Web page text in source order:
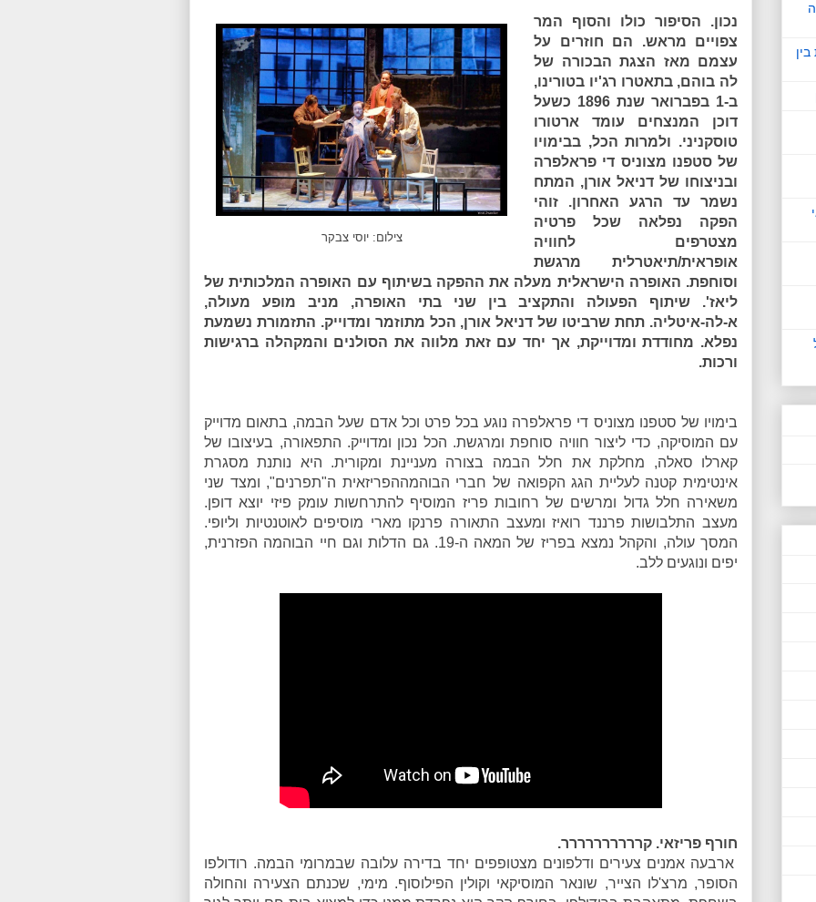
צילום: יוסי צבקר
נכון. הסיפור כולו והסוף המר
צפויים מראש. הם חוזרים על
עצמם מאז הצגת הבכורה של
לה בוהם, בתאטרו רג'יו בטורינו,
ב-1 בפברואר שנת 1896 כשעל
דוכן המנצחים עומד ארטורו
טוסקניני. ולמרות הכל, בבימויו
של סטפנו מצוניס די פראלפרה
ובניצוחו של דניאל אורן, המתח
נשמר עד הרגע האחרון. זוהי
הפקה נפלאה שכל פרטיה
מצטרפים לחוויה
אופראית/תיאטרלית מרגשת
וסוחפת. האופרה הישראלית מעלה את ההפקה בשיתוף עם האופרה המלכותית של
ליאז'. שיתוף הפעולה והתקציב בין שני בתי האופרה, מניב מופע מעולה,
א-לה-איטליה. תחת שרביטו של דניאל אורן, הכל מתוזמר ומדוייק. התזמורת נשמעת
נפלא. מחודדת ומדוייקת, אך יחד עם זאת מלווה את הסולנים והמקהלה ברגישות
ורכות.
בימויו של סטפנו מצוניס די פראלפרה נוגע בכל פרט וכל אדם שעל הבמה, בתאום מדוייק
עם המוסיקה, כדי ליצור חוויה סוחפת ומרגשת. הכל נכון ומדוייק. התפאורה, בעיצובו של
קארלו סאלה, מחלקת את חלל הבמה בצורה מעניינת ומקורית. היא נותנת מסגרת
אינטימית קטנה לעליית הגג הקפואה של חברי הבוהמההפריזאית ה"תפרנים", ומצד שני
משאירה חלל גדול ומרשים של רחובות פריז המוסיף להתרחשות עומק פיזי יוצא דופן.
מעצב התלבושות פרננד רואיז ומעצב התאורה פרנקו מארי מוסיפים לאוטנטיות וליופי.
המסך עולה, והקהל נמצא בפריז של המאה ה-19. גם הדלות וגם חיי הבוהמה הפזרנית,
יפים ונוגעים ללב.
חורף פריזאי. קרררררררררר.
ארבעה אמנים צעירים ודלפונים מצטופפים יחד בדירה עלובה שבמרומי הבמה. רודולפו
הסופר, מרצ'לו הצייר, שונאר המוסיקאי וקולין הפילוסוף. מימי, שכנתם הצעירה והחולה